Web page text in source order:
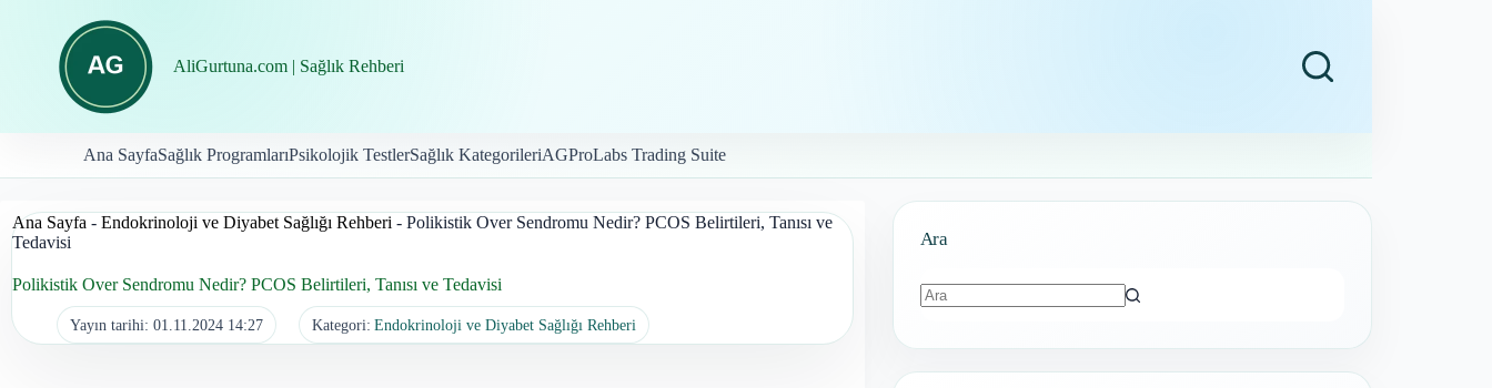
AliGurtuna.com | Sağlık Rehberi
Ana SayfaSağlık ProgramlarıPsikolojik TestlerSağlık KategorileriAGProLabs Trading Suite
Ana Sayfa - Endokrinoloji ve Diyabet Sağlığı Rehberi - Polikistik Over Sendromu Nedir? PCOS Belirtileri, Tanısı ve
Tedavisi
Polikistik Over Sendromu Nedir? PCOS Belirtileri, Tanısı ve Tedavisi
Yayın tarihi: 01.11.2024 14:27 Kategori: Endokrinoloji ve Diyabet Sağlığı Rehberi
Ara
bulunamadı